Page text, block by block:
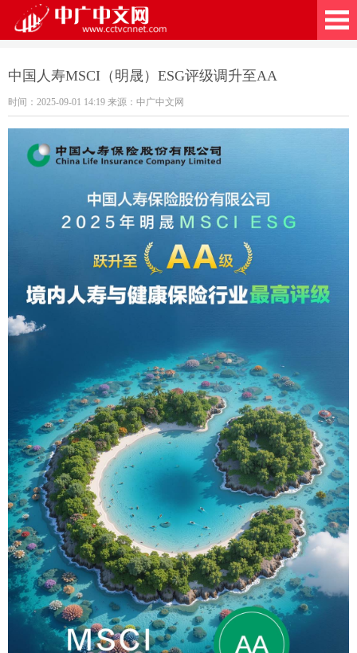
中国人寿MSCI（明晟）ESG评级调升至AA
时间：2025-09-01 14:19 来源：中广中文网